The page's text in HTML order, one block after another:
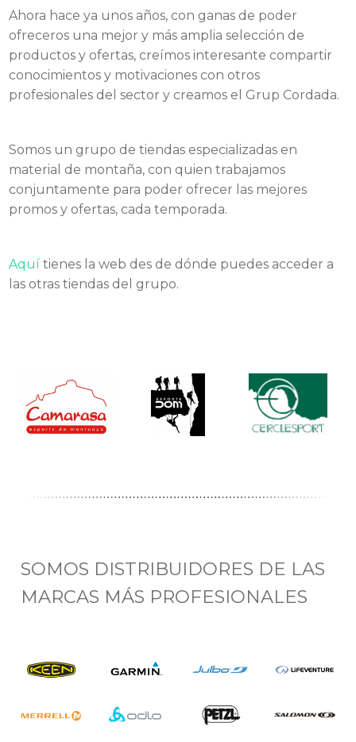
Ahora hace ya unos años, con ganas de poder
ofreceros una mejor y más amplia selección de
productos y ofertas, creímos interesante compartir
conocimientos y motivaciones con otros
profesionales del sector y creamos el Grup Cordada.
Somos un grupo de tiendas especializadas en
material de montaña, con quien trabajamos
conjuntamente para poder ofrecer las mejores
promos y ofertas, cada temporada.
Aquí tienes la web des de dónde puedes acceder a
las otras tiendas del grupo.
SOMOS DISTRIBUIDORES DE LAS
MARCAS MÁS PROFESIONALES